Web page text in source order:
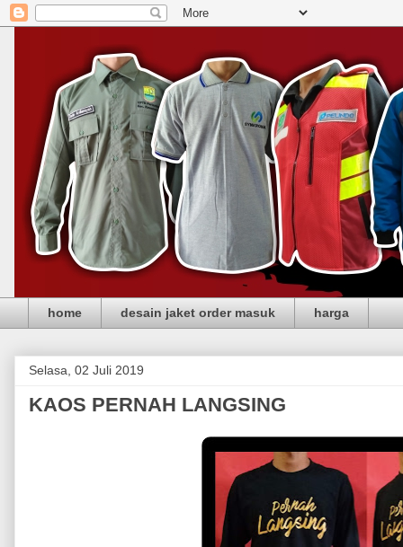
home desain jaket order masuk harga
Selasa, 02 Juli 2019
KAOS PERNAH LANGSING